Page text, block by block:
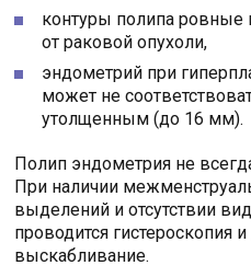
контуры полипа ровные
от раковой опухоли,
эндометрий при
может не
утолщенным (до 16 мм).
Полип эндометрия не
При наличии
выделений и отсутствии
проводится гистероскопия
выскабливание.